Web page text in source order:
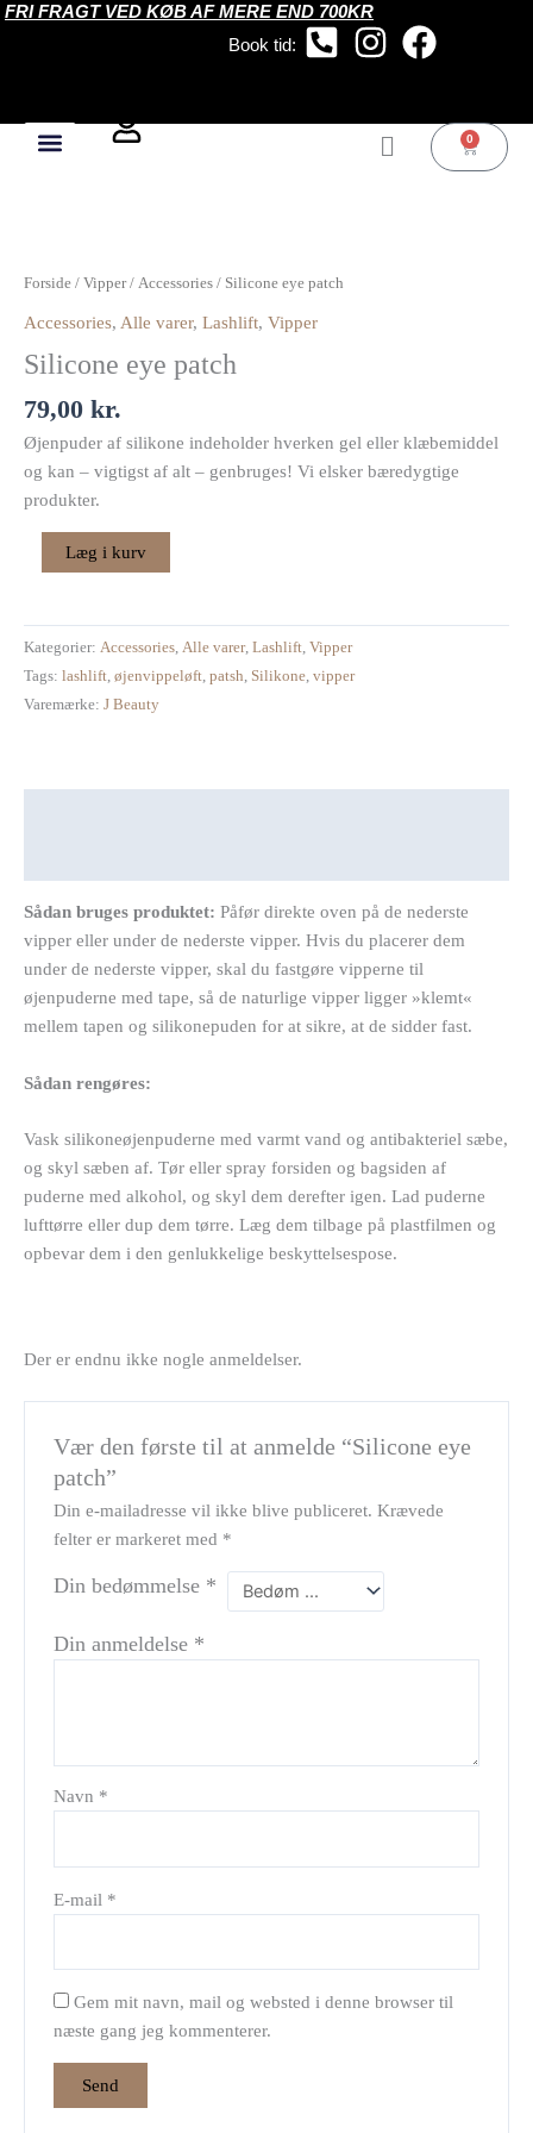
Gå
Book tid:
FRI FRAGT VED KØB AF MERE END 700KR
0
Kurv
Forside / Vipper/ Accessories / Silicone eye patch
Accessories, Alle varer, Lashlift, Vipper
Silicone eye patch
79,00 kr.
Øjenpuder af silikone indeholder hverken gel eller klæbemiddel
og kan – vigtigst af alt – genbruges! Vi elsker bæredygtige
produkter.
eye
antal
Læg i kurv
Kategorier: Accessories, Alle varer, Lashlift, Vipper
Tags: lashlift, øjenvippeløft, patsh, Silikone, vipper
Varemærke: J Beauty
Sådan bruges produktet: Påfør direkte oven på de nederste
vipper eller under de nederste vipper. Hvis du placerer dem
under de nederste vipper, skal du fastgøre vipperne til
øjenpuderne med tape, så de naturlige vipper ligger »klemt«
mellem tapen og silikonepuden for at sikre, at de sidder fast.
Sådan rengøres:
Vask silikoneøjenpuderne med varmt vand og antibakteriel sæbe,
og skyl sæben af. Tør eller spray forsiden og bagsiden af
puderne med alkohol, og skyl dem derefter igen. Lad puderne
lufttørre eller dup dem tørre. Læg dem tilbage på plastfilmen og
opbevar dem i den genlukkelige beskyttelsespose.
Der er endnu ikke nogle anmeldelser.
Vær den første til at anmelde “Silicone eye
patch”
Din e-mailadresse vil ikke blive publiceret. Krævede
felter er markeret med *
Din bedømmelse *
Din anmeldelse *
Navn *
E-mail *
Gem mit navn, mail og websted i denne browser til
næste gang jeg kommenterer.